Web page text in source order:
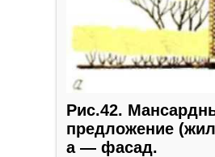
Рис.42.
предложение
а — фасад.